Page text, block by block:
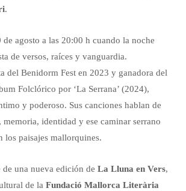
.
agosto a las 20:00 h cuando la noche
de versos, raíces y vanguardia.
del Benidorm Fest en 2023 y ganadora del
Folclórico por ‘La Serrana’ (2024),
y poderoso. Sus canciones hablan de
memoria, identidad y ese caminar serrano
los paisajes mallorquines.
de una nueva edición deLa Lluna en Vers,
de laFundació Mallorca Literària